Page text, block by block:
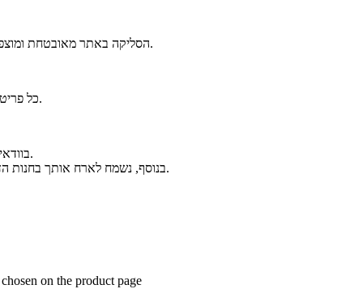
הסליקה באתר מאובטחת ומוצפנת בסטנדרט הגבוה ביותר. ניתן לפרוס את הרכישה לעד 6 תשלומים נוחים.
כל פריט נארז באריזה יוקרתית וממותגת בקפידה, כחלק מחוויית הבוטיק של אלגנזה.
בוודאי. ניתן לפנות אלינו בווטסאפ ולקבל מענה אישי ומקצועי לפני ואחרי הרכישה.
בנוסף, נשמח לארח אותך בחנות הדגל שלנו בכיכר המדינה להתרשמות מהקולקציה ולקבלת ייעוץ אישי במקום.
on the product page